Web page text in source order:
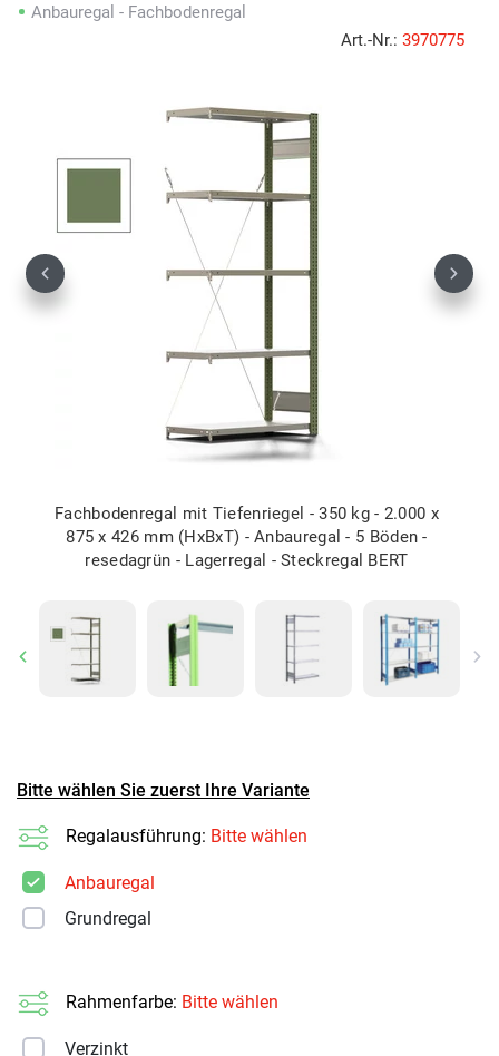
Anbauregal - Fachbodenregal
Art.-Nr.: 3970775
Fachbodenregal mit Tiefenriegel - 350 kg - 2.000 x
875 x 426 mm (HxBxT) - Anbauregal - 5 Böden -
resedagrün - Lagerregal - Steckregal BERT
Previous Next
Previous
Bitte wählen Sie zuerst Ihre Variante
Regalausführung: Bitte wählen
Anbauregal
Grundregal
Rahmenfarbe: Bitte wählen
Verzinkt